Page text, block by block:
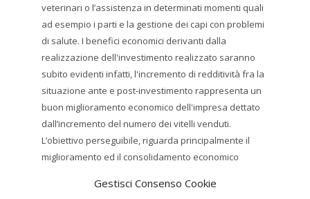
Gestisci Consenso Cookie
veterinari o l’assistenza in determinati momenti quali
ad esempio i parti e la gestione dei capi con problemi
di salute. I benefici economici derivanti dalla
realizzazione dell'investimento realizzato saranno
subito evidenti infatti, l'incremento di redditività fra la
situazione ante e post-investimento rappresenta un
buon miglioramento economico dell'impresa dettato
dall’incremento del numero dei vitelli venduti.
L’obiettivo perseguibile, riguarda principalmente il
miglioramento ed il consolidamento economico
miglioramento dell’efficienza aziendale.